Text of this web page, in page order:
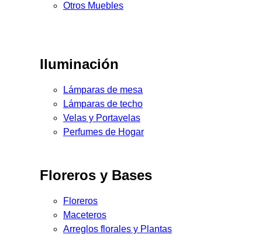
Otros Muebles
Iluminación
Lámparas de mesa
Lámparas de techo
Velas y Portavelas
Perfumes de Hogar
Floreros y Bases
Floreros
Maceteros
Arreglos florales y Plantas